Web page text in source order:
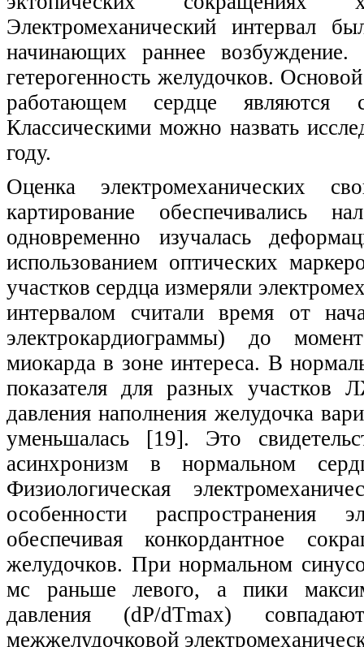
Электромеханический интервал
начинающих раннее возбуждение.
гетерогенность желудочков.
работающем сердце являются
Классическими можно назвать
году.
Оценка электромеханических
картирование обеспечивались
одновременно изучалась
использованием оптических
участков сердца измеряли
интервалом считали время от
электрокардиограммы) до
миокарда в зоне интереса. В
показателя для разных
давления наполнения желудочка
уменьшалась [19]. Это
асинхронизм в нормальном
Физиологическая
особенности распространения
обеспечивая конкордантное
желудочков. При нормальном
мс раньше левого, а пики
давления (dP/dTmax)
межжелудочковой